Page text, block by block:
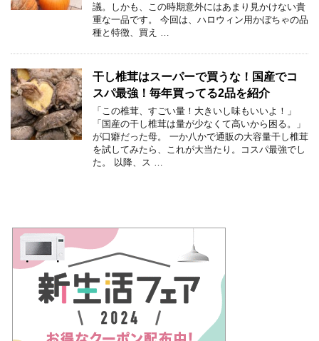
議。しかも、この時期意外にはあまり見かけない貴
重な一品です。 今回は、ハロウィン用かぼちゃの品
種と特徴、買え …
干し椎茸はスーパーで買うな！国産でコ
スパ最強！毎年買ってる2品を紹介
「この椎茸、すごい量！大きいし味もいいよ！」
「国産の干し椎茸は量が少なくて高いから困る。」
が口癖だった母。 一か八かで通販の大容量干し椎茸
を試してみたら、これが大当たり。コスパ最強でし
た。 以降、ス …